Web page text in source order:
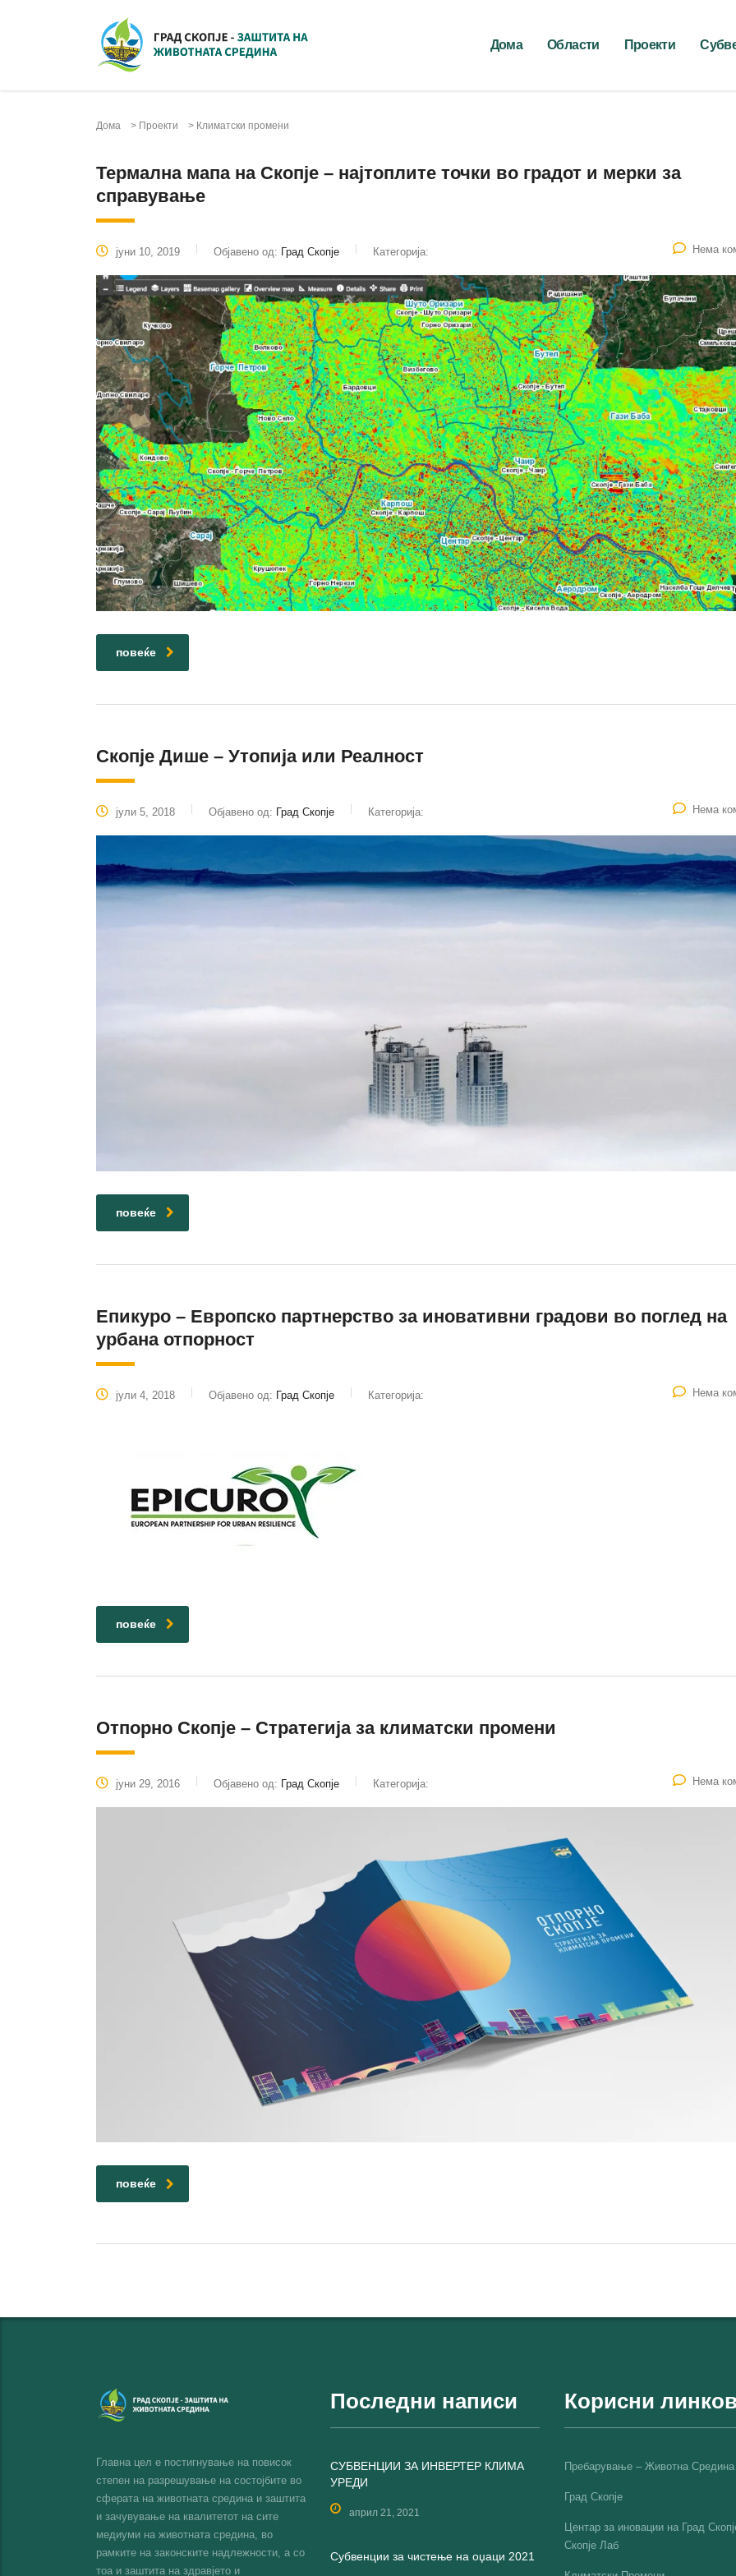
Дома Области Проекти
Дома > Проекти > Климатски промени
Термална мапа на Скопје – најтоплите точки во градот и мерки за
справување
јуни 10, 2019 Објавено од: Град Скопје Категорија: Нема
повеќе
Скопје Дише – Утопија или Реалност
јули 5, 2018 Објавено од: Град Скопје Категорија: Нема
повеќе
Епикуро – Европско партнерство за иновативни градови во поглед на
урбана отпорност
јули 4, 2018 Објавено од: Град Скопје Категорија: Нема
повеќе
Отпорно Скопје – Стратегија за климатски промени
јуни 29, 2016 Објавено од: Град Скопје Категорија: Нема
повеќе
Главна цел е постигнување на повисок
степен на разрешување на состојбите во
сферата на животната средина и заштита
и зачувување на квалитетот на сите
медиуми на животната средина, во
рамките на законските надлежности, а со
тоа и заштита на здравјето и
Последни написи
СУБВЕНЦИИ ЗА ИНВЕРТЕР КЛИМА
УРЕДИ
април 21, 2021
Субвенции за чистење на оџаци 2021
Корисни
Пребарување – Животна Средина
Град Скопје
Центар за иновации на Град
Скопје Лаб